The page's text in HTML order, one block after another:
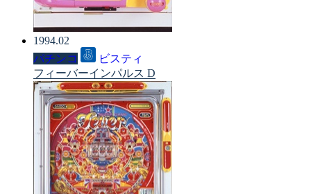
1994.02
パチンコ
ビスティ
フィーバーインパルス D